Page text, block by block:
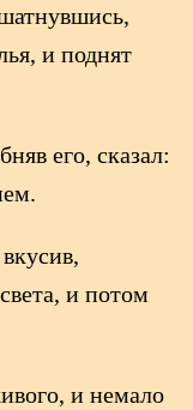
и поднят
его, сказал:
и потом
и немало